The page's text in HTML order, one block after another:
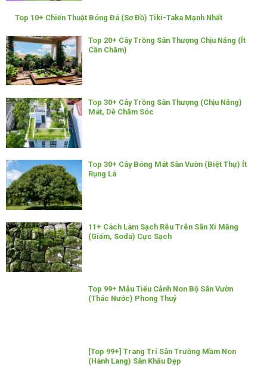
Top 10+ Chiến Thuật Bóng Đá (Sơ Đồ) Tiki-Taka Mạnh Nhất
Top 20+ Cây Trồng Sân Thượng Chịu Nắng (Ít
Cần Chăm)
Top 30+ Cây Trồng Sân Thượng (Chịu Nắng)
Mát, Dễ Chăm Sóc
Top 30+ Cây Bóng Mát Sân Vườn (Biệt Thự) Ít
Rụng Lá
11+ Cách Làm Sạch Rêu Trên Sân Xi Măng
(Giấm, Soda) Cực Sạch
Top 99+ Mẫu Tiểu Cảnh Non Bộ Sân Vườn
(Thác Nước) Phong Thuỷ
[Top 99+] Trang Trí Sân Trường Mầm Non
(Hành Lang) Sân Khấu Đẹp